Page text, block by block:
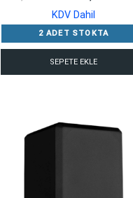
fiyat:
60,180.00 ₺.
KDV Dahil
2 ADET STOKTA
SEPETE EKLE